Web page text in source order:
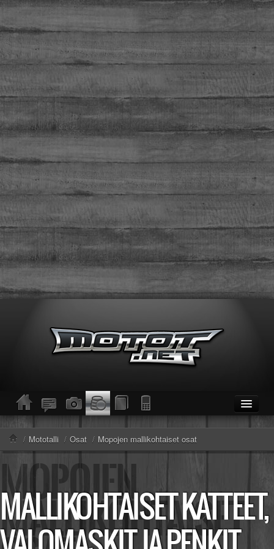
ETUSIVU
Moottoripyörät
Kevytmoottoripyörät
Mopot
Enduro/MX
KESKUSTELU
Haku
Säännöt ja ohjeet
KUVAT/VIDEOT
Haku
/ Mototalli / Osat / Mopojen mallikohtaiset osat
MALLIKOHTAISET KATTEET,